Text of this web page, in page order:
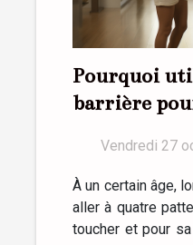
Pourquoi
barrière
Vendredi 27
À un certain âge,
aller à quatre
toucher et pour